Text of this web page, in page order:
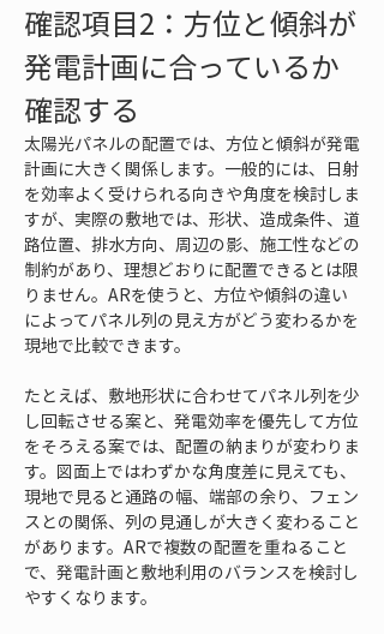
確認項目2：方位と傾斜が
発電計画に合っているか
確認する
太陽光パネルの配置では、方位と傾斜が発電
計画に大きく関係します。一般的には、日射
を効率よく受けられる向きや角度を検討しま
すが、実際の敷地では、形状、造成条件、道
路位置、排水方向、周辺の影、施工性などの
制約があり、理想どおりに配置できるとは限
りません。ARを使うと、方位や傾斜の違い
によってパネル列の見え方がどう変わるかを
現地で比較できます。
たとえば、敷地形状に合わせてパネル列を少
し回転させる案と、発電効率を優先して方位
をそろえる案では、配置の納まりが変わりま
す。図面上ではわずかな角度差に見えても、
現地で見ると通路の幅、端部の余り、フェン
スとの関係、列の見通しが大きく変わること
があります。ARで複数の配置を重ねること
で、発電計画と敷地利用のバランスを検討し
やすくなります。